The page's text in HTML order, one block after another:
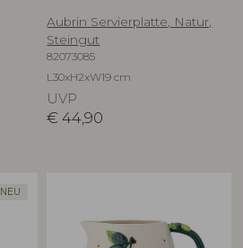
Aubrin Servierplatte, Natur,
Steingut
82073085
L30xH2xW19 cm
UVP
€ 44,90
NEU